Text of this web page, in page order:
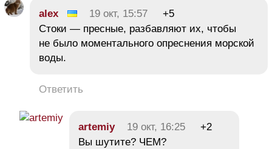
alex 19 окт, 15:57
+5
Стоки — пресные, разбавляют их, чтобы
не было моментального опреснения морской
воды.
Ответить
artemiy 19 окт, 16:25
+2
Вы шутите? ЧЕМ?